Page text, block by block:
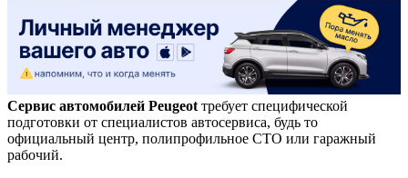
Сервис автомобилей Peugeot требует специфической
подготовки от специалистов автосервиса, будь то
официальный центр, полипрофильное СТО или гаражный
рабочий.